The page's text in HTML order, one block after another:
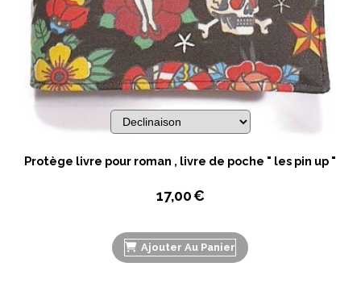
Protège livre pour roman , livre de poche " les pin up "
17,00€
Ajouter Au Panier